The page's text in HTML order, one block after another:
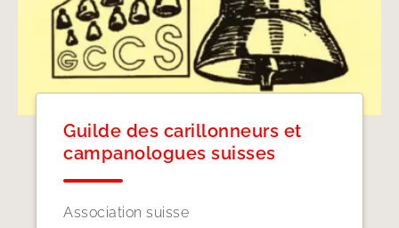
Guilde des carillonneurs et
campanologues suisses
Association suisse